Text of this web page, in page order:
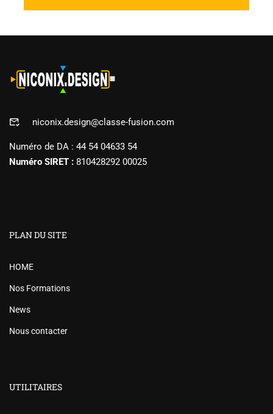
niconix.design@classe-fusion.com
Numéro de DA : 44 54 04633 54
Numéro SIRET : 810428292 00025
PLAN DU SITE
HOME
Nos Formations
News
Nous contacter
UTILITAIRES